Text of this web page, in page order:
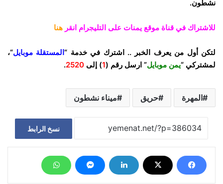
نشطون.
للاشتراك في قناة موقع يمنات على التليجرام انقر هنا
لتكن أول من يعرف الخبر .. اشترك في خدمة “المستقلة موبايل“،
لمشتركي “يمن موبايل” ارسل رقم (1) إلى 2520
.
المهرة حريق ميناء نشطون
نسخ الرابط